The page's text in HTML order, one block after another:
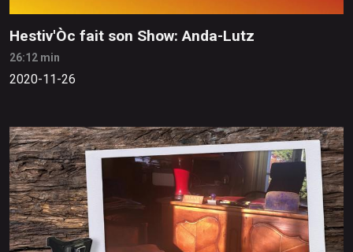
Hestiv'Òc fait son Show: Anda-Lutz
26:12 min
2020-11-26